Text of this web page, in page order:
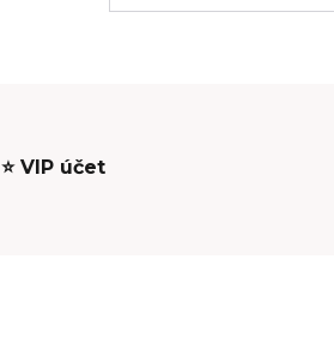
⭐ VIP účet